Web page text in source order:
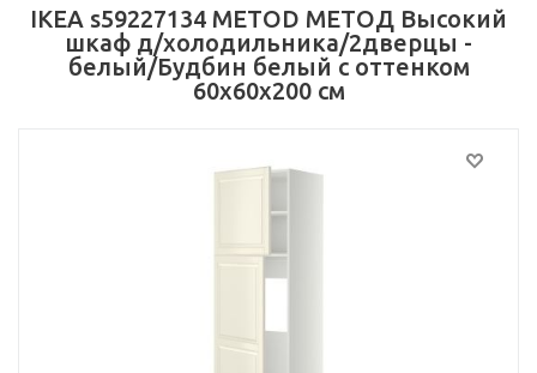
IKEA s59227134 METOD МЕТОД Высокий
шкаф д/холодильника/2дверцы -
белый/Будбин белый с оттенком
60x60x200 см